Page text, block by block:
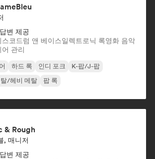
변 제공
스코 드럼 앤 베이스일렉트로닉 록영화 음악
관리
하드 록 인디 포크
K-팝/J-팝
/헤비 메탈 팝 록
& Rough
, 매니저
변 제공